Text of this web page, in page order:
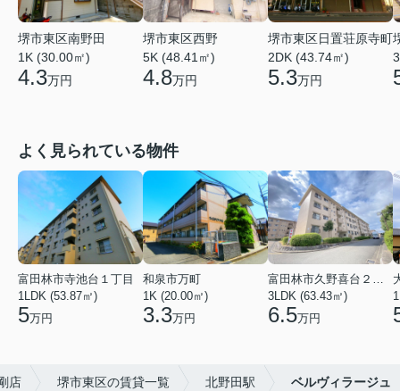
堺市東区南野田
1K (30.00㎡)
4.3万円
堺市東区西野
5K (48.41㎡)
4.8万円
堺市東区日置荘原寺町
2DK (43.74㎡)
5.3万円
よく見られている物件
富田林市寺池台１丁目
1LDK (53.87㎡)
5万円
和泉市万町
1K (20.00㎡)
3.3万円
富田林市久野喜台２丁目
3LDK (63.43㎡)
6.5万円
店 堺市東区の賃貸一覧 北野田駅 ベルヴィラージュ